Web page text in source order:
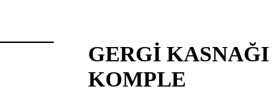
GERGİ KASNAĞI
KOMPLE